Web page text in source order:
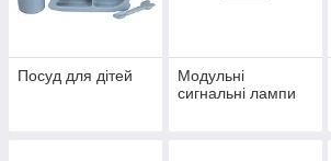
Посуд для дітей
Модульні
сигнальні лампи